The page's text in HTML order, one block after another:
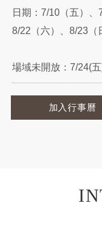
日期：7/10（五）、
8/22（六）、8/23（
場域未開放：7/24(
加入行事曆